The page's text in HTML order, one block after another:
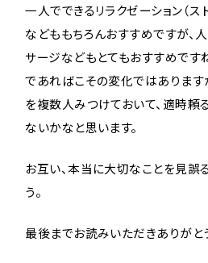
一人でできるリラクゼーション（ス
などももちろんおすすめですが、
サージなどもとてもおすすめです
であればこその変化ではあります
を複数人みつけておいて、適時頼
ないかなと思います。
お互い、本当に大切なことを見誤
う。
最後までお読みいただきありがと